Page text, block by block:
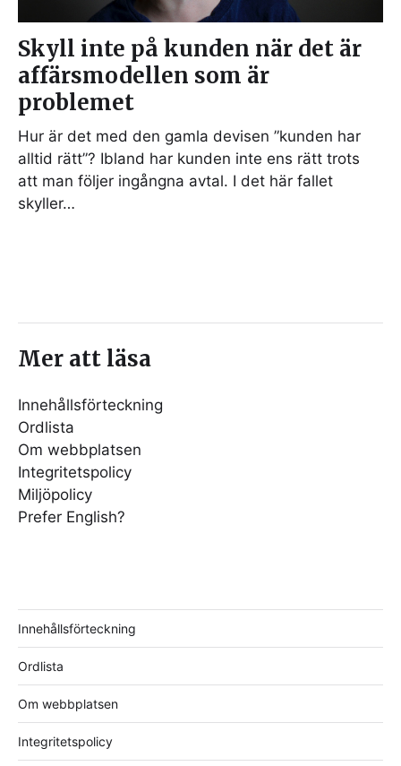
Skyll inte på kunden när det är
affärsmodellen som är
problemet
Hur är det med den gamla devisen ”kunden har
alltid rätt”? Ibland har kunden inte ens rätt trots
att man följer ingångna avtal. I det här fallet
skyller…
Mer att läsa
Innehållsförteckning
Ordlista
Om webbplatsen
Integritetspolicy
Miljöpolicy
Prefer English?
Innehållsförteckning
Ordlista
Om webbplatsen
Integritetspolicy